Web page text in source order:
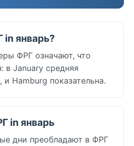
in январь?
ФРГ означают, что
в January средняя
и Hamburg показательна.
in январь
дни преобладают в ФРГ